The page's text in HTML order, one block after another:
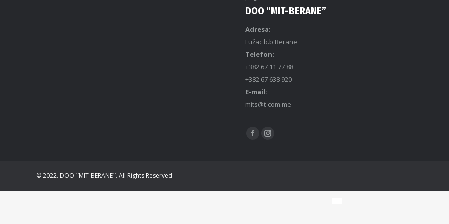
DOO “MIT-BERANE”
Adresa:
Lužac b.b Berane
Telefon:
+382 67 11 77 88
+382 67 638 920
E-mail:
mits@t-com.me
Find us on:
© 2022. DOO ``MIT-BERANE``. All Rights Reserved